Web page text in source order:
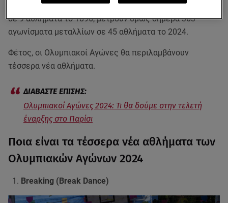
Πάντως, μπορεί να ξεκίνησαν με μόλις 43 αγωνίσματα
σε 9 αθλήματα το 1896, μετρούν όμως σήμέρα 363
αγωνίσματα μεταλλίων σε 45 αθλήματα το 2024.
Φέτος, οι Ολυμπιακοί Αγώνες θα περιλαμβάνουν
τέσσερα νέα αθλήματα.
Ολυμπιακοί Αγώνες 2024: Τι θα δούμε στην τελετή
έναρξης στο Παρίσι
Ποια είναι τα τέσσερα νέα αθλήματα των
Ολυμπιακών Αγώνων 2024
Breaking (Break Dance)